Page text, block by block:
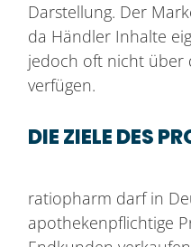
Darstellung. Der
da Händler Inhalte
jedoch oft nicht über
verfügen.
DIE ZIELE DES
ratiopharm darf in
apothekenpflichtige